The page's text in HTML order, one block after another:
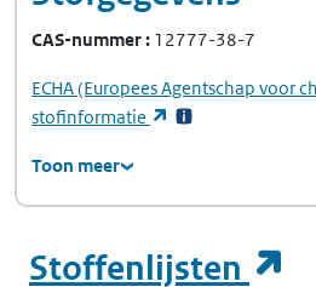
CAS-nummer 12777-38-7
ECHA(Europees Agentschap voor
stofinformatie
(opent in een
Toon meer
Stoffenlijsten